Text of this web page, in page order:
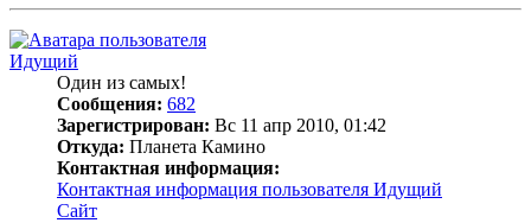
Идущий
Один из самых!
Сообщения: 682
Зарегистрирован: Вс 11 апр 2010, 01:42
Откуда: Планета Камино
Контактная информация:
Контактная информация пользователя Идущий
Сайт